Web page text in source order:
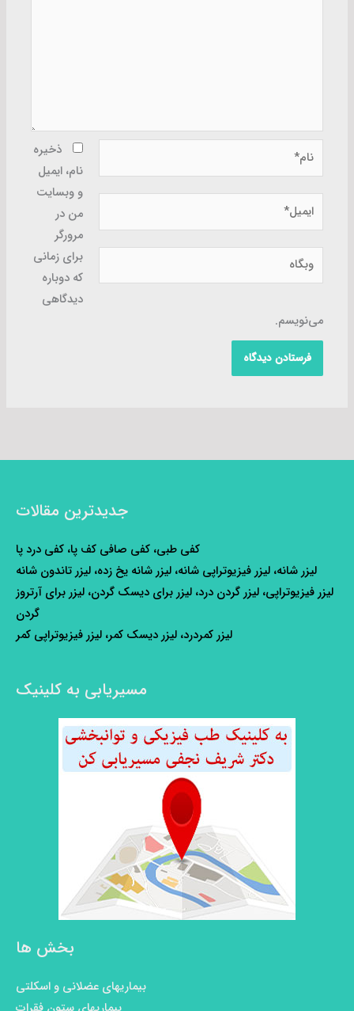
نام*
ایمیل*
وبگاه
ذخیره
نام، ایمیل
و وبسایت
من در
مرورگر
برای زمانی
که دوباره
دیدگاهی
می‌نویسم.
جدیدترین مقالات
کفی طبی، کفی صافی کف پا، کفی درد پا
لیزر شانه، لیزر فیزیوتراپی شانه، لیزر شانه یخ زده، لیزر تاندون شانه
لیزر فیزیوتراپی، لیزر گردن درد، لیزر برای دیسک گردن، لیزر برای آرتروز
گردن
لیزر کمردرد، لیزر دیسک کمر، لیزر فیزیوتراپی کمر
مسیریابی به کلینیک
بخش ها
بیماریهای عضلانی و اسکلتی